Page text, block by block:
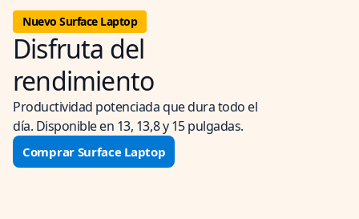
Nuevo Surface Laptop
Disfruta del
rendimiento
Productividad potenciada que dura todo el
día. Disponible en 13, 13,8 y 15 pulgadas.
Comprar Surface Laptop